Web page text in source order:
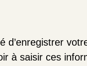
d’enregistrer
à saisir ces